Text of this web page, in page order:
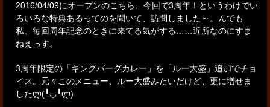
2016/04/09にオープンのこちら、今回で3周年！ というわけでい
ろいろな特典あるってのを聞いて、訪問しました～。
んでも
私、毎回周年記念のときに来てる気がする……近所なのにすま
ねえっす。
3周年限定の「キングバーグカレー」を「ルー大盛」追加でチョ
イス。 元々このメニュー、ルー大盛みたいだけど、更に増せま
したლ(╹◡╹ლ)